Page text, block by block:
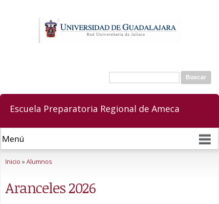
Formulario de búsqueda
Buscar
Escuela Preparatoria Regional de Ameca
Inicio »Alumnos
Aranceles 2026